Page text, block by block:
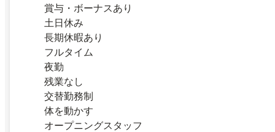
賞与・ボーナスあり
土日休み
長期休暇あり
フルタイム
夜勤
残業なし
交替勤務制
体を動かす
オープニングスタッフ